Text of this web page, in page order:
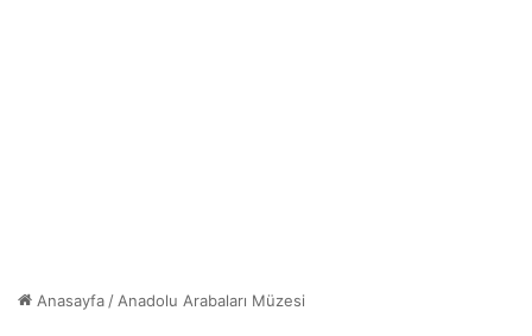
Anasayfa/Anadolu Arabaları Müzesi